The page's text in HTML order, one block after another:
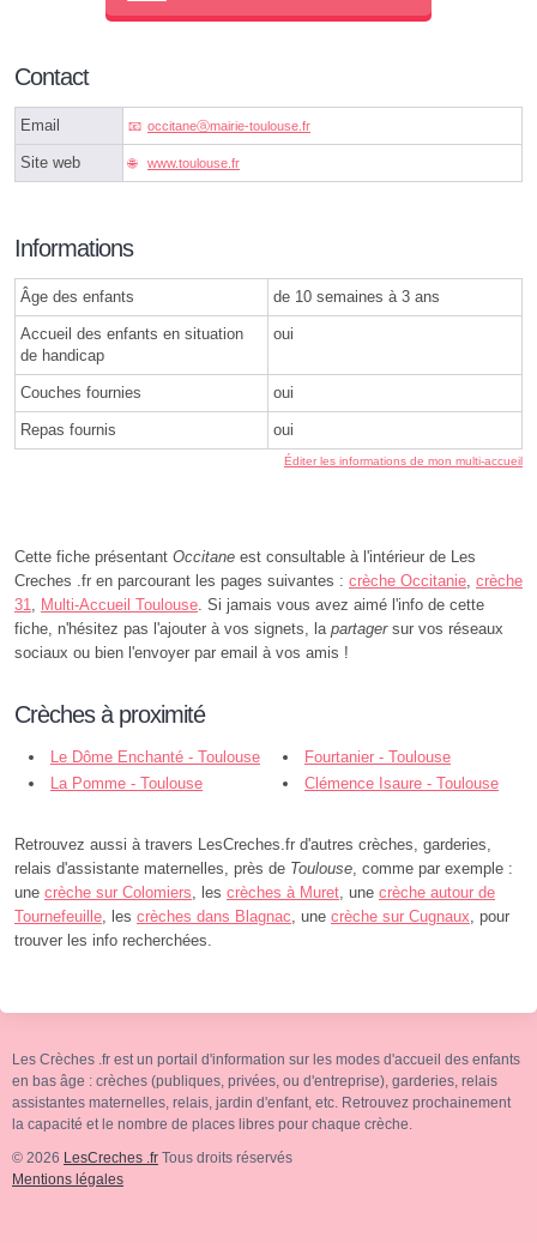
Contact
Email occitaneⓐmairie-toulouse.fr
Site web www.toulouse.fr
Informations
Âge des enfants de 10 semaines à 3 ans
Accueil des enfants en situation
de handicap
oui
Couches fournies oui
Repas fournis oui
Éditer les informations de mon multi-accueil
Cette fiche présentant Occitane est consultable à l'intérieur de Les
Creches .fr en parcourant les pages suivantes : crèche Occitanie, crèche
31, Multi-Accueil Toulouse. Si jamais vous avez aimé l'info de cette
fiche, n'hésitez pas l'ajouter à vos signets, la partagersur vos réseaux
sociaux ou bien l'envoyer par email à vos amis !
Crèches à proximité
Le Dôme Enchanté - Toulouse
Fourtanier - Toulouse
La Pomme - Toulouse
Clémence Isaure - Toulouse
Retrouvez aussi à travers LesCreches.fr d'autres crèches, garderies,
relais d'assistante maternelles, près de Toulouse, comme par exemple :
une crèche sur Colomiers, les crèches à Muret, une crèche autour de
Tournefeuille, les crèches dans Blagnac, une crèche sur Cugnaux, pour
trouver les info recherchées.
Les Crèches .fr est un portail d'information sur les modes d'accueil des enfants
en bas âge : crèches (publiques, privées, ou d'entreprise), garderies, relais
assistantes maternelles, relais, jardin d'enfant, etc. Retrouvez prochainement
la capacité et le nombre de places libres pour chaque crèche.
© 2026 LesCreches .fr Tous droits réservés
Mentions légales